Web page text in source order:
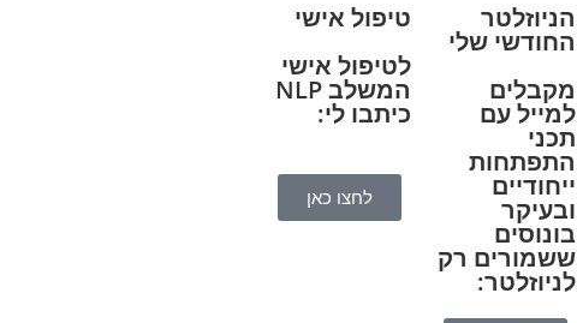
הניוזלטר
החודשי שלי
מקבלים
למייל עם
תכני
התפתחות
ייחודיים
ובעיקר
בונוסים
ששמורים רק
לניוזלטר:
טיפול אישי
לטיפול אישי
המשלב NLP
כיתבו לי:
לחצו כאן